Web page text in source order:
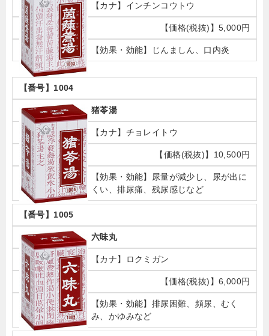
インチンコウトウ
5,000円
じんましん、口内炎
1004
猪苓湯
チョレイトウ
10,500円
尿量が減少し、尿が出に
くい、排尿痛、残尿感じなど
1005
六味丸
ロクミガン
6,000円
排尿困難、頻尿、むく
み、かゆみなど